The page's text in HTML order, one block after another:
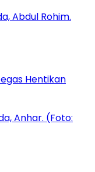
Hentikan